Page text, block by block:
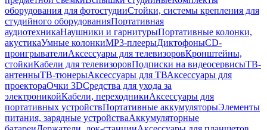
оборудования для фотостудииСтойки, системы крепления для
студийного оборудованияПортативная
аудиотехникаНаушники и гарнитурыПортативные колонки,
акустикаУмные колонкиMP3-плеерыДиктофоныCD-
проигрывателиАксессуары для телевизоровКронштейны,
стойкиКабели для телевизоровПодписки на видеосервисыТВ-
антенныТВ-тюнерыАксессуары для ТВАксессуары для
проектораОчки 3DСредства для ухода за
электроникойКабели, переходникиАксессуары для
портативных устройствПортативные аккумуляторыЭлементы
питания, зарядные устройстваАккумуляторные